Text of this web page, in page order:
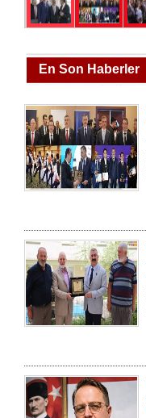
En Son Haberler